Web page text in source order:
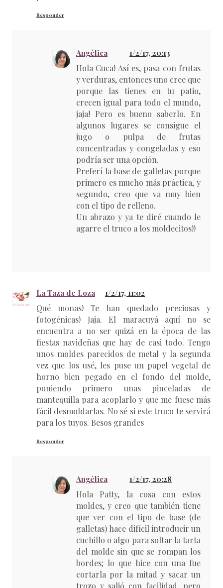
Responder
Angélica 1/2/17, 20:13
Hola Cuca! Así es, pasa con frutas
y verduras, entonces uno cree que
porque las tienes en tu patio,
crecen igual para todo el mundo,
jaja! Pero es bueno saberlo. En
algunos lugares se consigue el
jugo o pulpa de frutas
concentradas y congeladas y eso
podría ser una opción.
Preferí la base de galletas porque
primero es mucho más práctica, y
segundo, creo que va muy bien
con el tipo de relleno.
Un abrazo y ya te diré cuando le
agarre el truco a los moldecitos!!
La Taza de Loza 1/2/17, 11:02
Qué monas! Te han quedado preciosas y
fotogénicas! Jaja. El maracuyá aquí no se
encuentra a no ser quizá en la época de las
fiestas navideñas que hay de casi todo. Tengo
unos moldes parecidos de metal y la segunda
vez que los usé, les puse un papel vegetal de
horno bien pegado en el fondo del molde,
poniendo primero unas pinceladas de
mantequilla para acoplarlo y que me fuese más
fácil desmoldarlas. No sé si este truco te servirá
para los tuyos. Besos grandes
Responder
Angélica 1/2/17, 20:28
Hola Patty, la cosa con estos
moldes, y creo que también tiene
que ver con el tipo de base (de
galletas) hace difícil introducir un
cuchillo o algo para soltar la tarta
del molde sin que se rompan los
bordes; lo que hice con una fue
cortarla por la mitad y sacar un
trozo y salió con facilidad, pero